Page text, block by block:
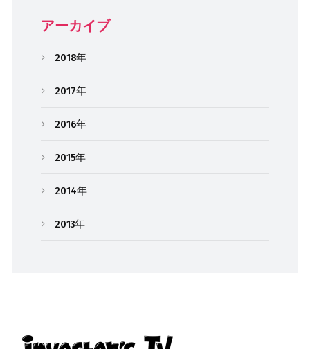
アーカイブ
2018年
2017年
2016年
2015年
2014年
2013年